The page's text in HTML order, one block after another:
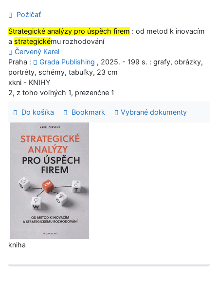
Požičať
Strategické analýzy pro úspěch firem : od metod k inovacím
a strategickému rozhodování
Červený Karel
Praha :
Grada Publishing , 2025. - 199 s. : grafy, obrázky,
portréty, schémy, tabuľky, 23 cm
xkni - KNIHY
2, z toho voľných 1, prezenčne 1
Do košíka Bookmark Vybrané dokumenty
kniha